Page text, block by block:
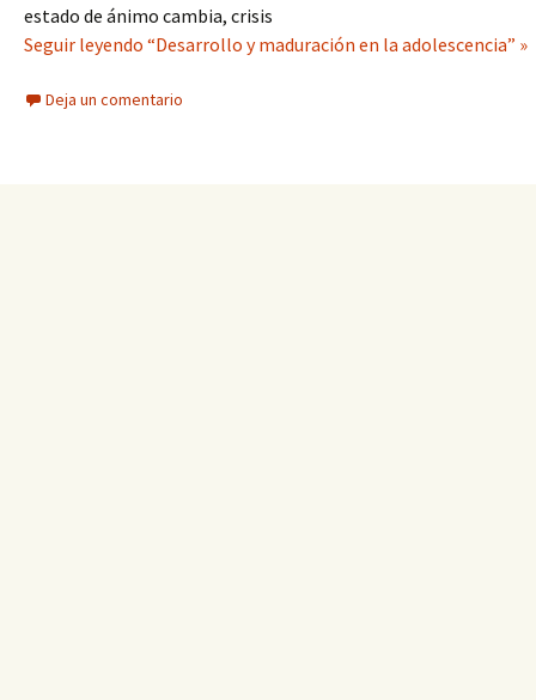
estado de ánimo cambia, crisis
Seguir leyendo “Desarrollo y maduración en la adolescencia” »
Deja un comentario